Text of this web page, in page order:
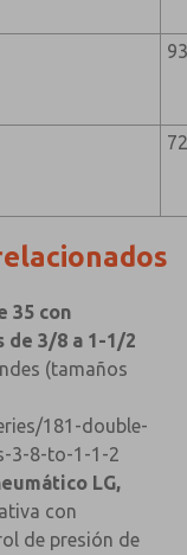
35 con
3/8 a 1-1/2
(tamaños
181-double-
3-8-to-1-1-2
LG,
con
de presión de